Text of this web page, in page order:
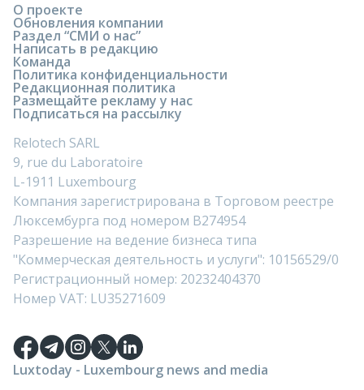
О проекте
Обновления компании
Раздел “СМИ о нас”
Написать в редакцию
Команда
Политика конфиденциальности
Редакционная политика
Размещайте рекламу у нас
Подписаться на рассылку
Relotech SARL
9, rue du Laboratoire
L-1911 Luxembourg
Компания зарегистрирована в Торговом реестре
Люксембурга под номером B274954
Разрешение на ведение бизнеса типа
"Коммерческая деятельность и услуги": 10156529/0
Регистрационный номер: 20232404370
Номер VAT: LU35271609
Luxtoday - Luxembourg news and media